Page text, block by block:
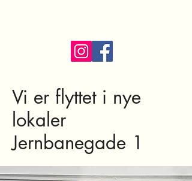
Vi er flyttet i nye
lokaler
Jernbanegade 1